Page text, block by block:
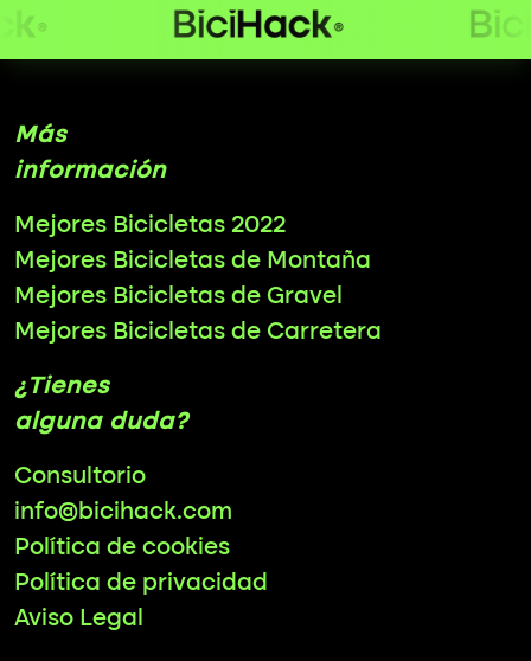
Más
información
Mejores Bicicletas 2022
Mejores Bicicletas de Montaña
Mejores Bicicletas de Gravel
Mejores Bicicletas de Carretera
¿Tienes
alguna duda?
Consultorio
info@bicihack.com
Política de cookies
Política de privacidad
Aviso Legal